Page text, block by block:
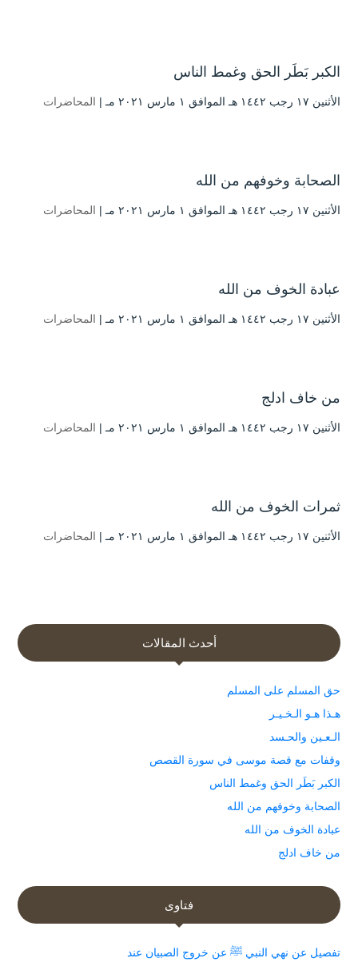
الكبر بَطَر الحق وغمط الناس
الأثنين ۱۷ رجب ۱٤٤۲ هـ الموافق ۱ مارس ۲۰۲۱ مـ | المحاضرات
الصحابة وخوفهم من الله
الأثنين ۱۷ رجب ۱٤٤۲ هـ الموافق ۱ مارس ۲۰۲۱ مـ | المحاضرات
عبادة الخوف من الله
الأثنين ۱۷ رجب ۱٤٤۲ هـ الموافق ۱ مارس ۲۰۲۱ مـ | المحاضرات
من خاف ادلج
الأثنين ۱۷ رجب ۱٤٤۲ هـ الموافق ۱ مارس ۲۰۲۱ مـ | المحاضرات
ثمرات الخوف من الله
الأثنين ۱۷ رجب ۱٤٤۲ هـ الموافق ۱ مارس ۲۰۲۱ مـ | المحاضرات
أحدث المقالات
حق المسلم على المسلم
هـذا هـو الـخـيـر
الـعـين والحـسد
وقفات مع قصة موسى في سورة القصص
الكبر بَطَر الحق وغمط الناس
الصحابة وخوفهم من الله
عبادة الخوف من الله
من خاف ادلج
فتاوى
تفصيل عن نهي النبي ﷺ عن خروج الصبيان عند